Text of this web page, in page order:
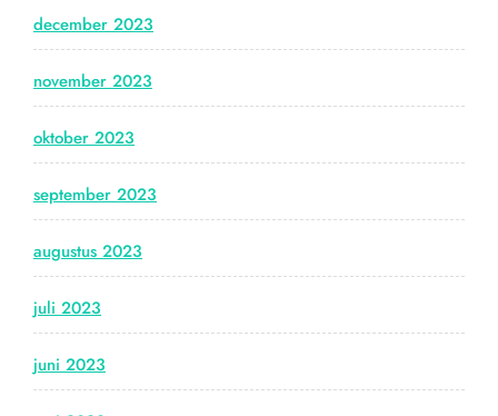
december 2023
november 2023
oktober 2023
september 2023
augustus 2023
juli 2023
juni 2023